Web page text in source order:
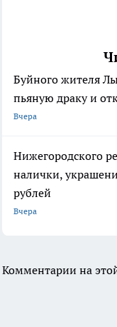
Буйного жителя
пьяную драку и
Вчера
Нижегородского
налички,
рублей
Вчера
Комментарии на